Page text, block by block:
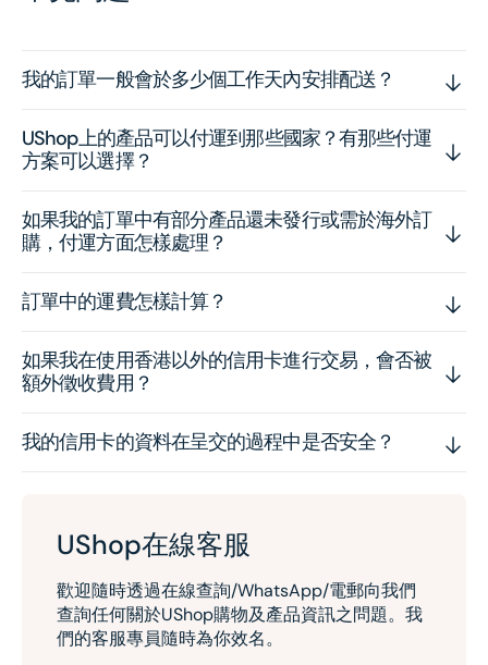
我的訂單一般會於多少個工作天內安排配送？
UShop上的產品可以付運到那些國家？有那些付運
方案可以選擇？
如果我的訂單中有部分產品還未發行或需於海外訂
購，付運方面怎樣處理？
訂單中的運費怎樣計算？
如果我在使用香港以外的信用卡進行交易，會否被
額外徵收費用？
我的信用卡的資料在呈交的過程中是否安全？
UShop在線客服
歡迎隨時透過在線查詢/WhatsApp/電郵向我們
查詢任何關於UShop購物及產品資訊之問題。我
們的客服專員隨時為你效名。